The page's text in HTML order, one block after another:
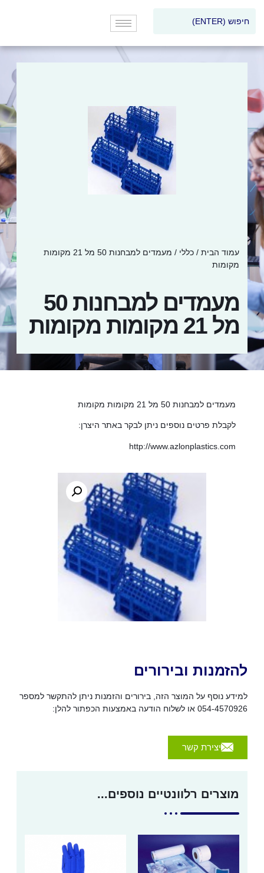
עמוד הבית / כללי
/ מעמדים למבחנות 50 מל 21 מקומות
מקומות
מעמדים למבחנות 50
מל 21 מקומות מקומות
מעמדים למבחנות 50 מל 21 מקומות מקומות
לקבלת פרטים נוספים ניתן לבקר באתר היצרן:
http://www.azlonplastics.com
להזמנות ובירורים
למידע נוסף על המוצר הזה, בירורים והזמנות ניתן להתקשר למספר
054-4570926 או לשלוח הודעה באמצעות הכפתור להלן:
יצירת קשר
מוצרים רלוונטיים נוספים...